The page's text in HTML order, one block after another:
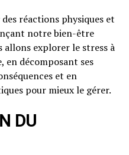
réactions physiques et
notre bien-être
allons explorer le stress à
en décomposant ses
et en
pour mieux le gérer.
DU